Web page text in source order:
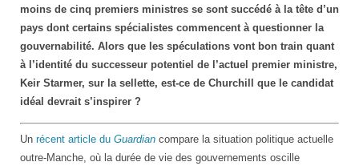
moins de cinq premiers ministres se sont succédé à la tête d’un
pays dont certains spécialistes commencent à questionner la
gouvernabilité. Alors que les spéculations vont bon train quant
à l’identité du successeur potentiel de l’actuel premier ministre,
Keir Starmer, sur la sellette, est-ce de Churchill que le candidat
idéal devrait s’inspirer ?
Un récent article du Guardian compare la situation politique actuelle
outre-Manche, où la durée de vie des gouvernements oscille